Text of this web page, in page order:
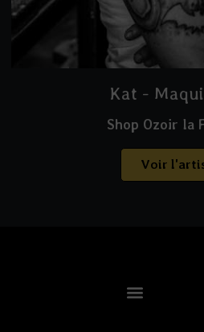
Kat -
Shop Ozoir la
Voir